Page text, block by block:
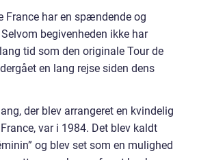
France har en spændende og
begivenheden ikke har
tid som den originale Tour de
en lang rejse siden dens
der blev arrangeret en kvindelig
var i 1984. Det blev kaldt
og blev set som en mulighed